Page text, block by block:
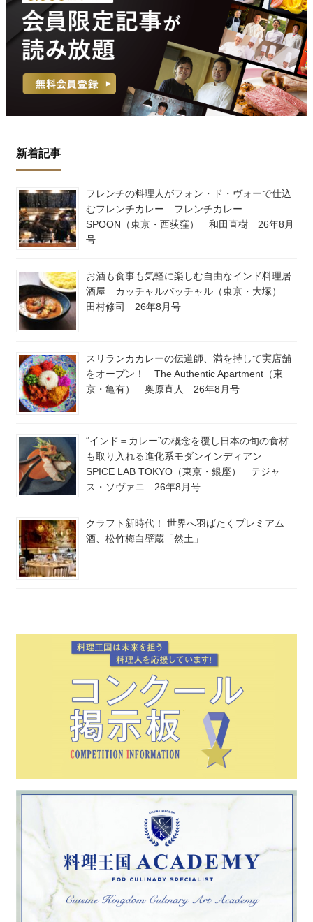
新着記事
フレンチの料理人がフォン・ド・ヴォーで仕込
むフレンチカレー フレンチカレー
SPOON（東京・西荻窪） 和田直樹 26年8月
号
お酒も食事も気軽に楽しむ自由なインド料理居
酒屋 カッチャルバッチャル（東京・大塚）
田村修司 26年8月号
スリランカカレーの伝道師、満を持して実店舗
をオープン！ The Authentic Apartment（東
京・亀有） 奥原直人 26年8月号
“インド＝カレー”の概念を覆し日本の旬の食材
も取り入れる進化系モダンインディアン
SPICE LAB TOKYO（東京・銀座） テジャ
ス・ソヴァニ 26年8月号
クラフト新時代！ 世界へ羽ばたくプレミアム
酒、松竹梅白壁蔵「然土」